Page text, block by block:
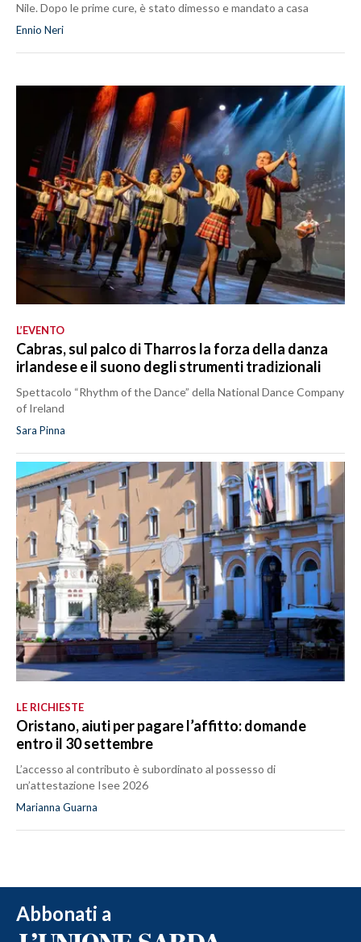
Nile. Dopo le prime cure, è stato dimesso e mandato a casa
Ennio Neri
L’EVENTO
Cabras, sul palco di Tharros la forza della danza
irlandese e il suono degli strumenti tradizionali
Spettacolo “Rhythm of the Dance” della National Dance Company
of Ireland
Sara Pinna
LE RICHIESTE
Oristano, aiuti per pagare l’affitto: domande
entro il 30 settembre
L’accesso al contributo è subordinato al possesso di
un’attestazione Isee 2026
Marianna Guarna
Abbonati a